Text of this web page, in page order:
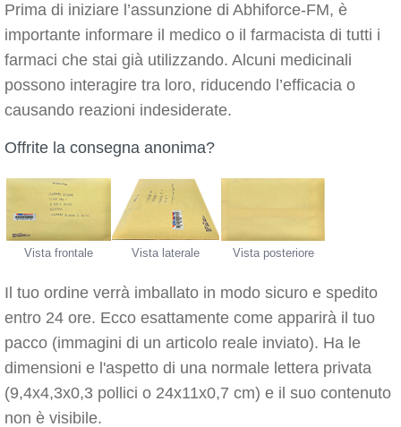
Prima di iniziare l’assunzione di Abhiforce-FM, è
importante informare il medico o il farmacista di tutti i
farmaci che stai già utilizzando. Alcuni medicinali
possono interagire tra loro, riducendo l’efficacia o
causando reazioni indesiderate.
Offrite la consegna anonima?
Vista frontale Vista laterale Vista posteriore
Il tuo ordine verrà imballato in modo sicuro e spedito
entro 24 ore. Ecco esattamente come apparirà il tuo
pacco (immagini di un articolo reale inviato). Ha le
dimensioni e l'aspetto di una normale lettera privata
(9,4x4,3x0,3 pollici o 24x11x0,7 cm) e il suo contenuto
non è visibile.